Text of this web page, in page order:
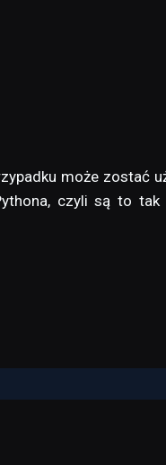
może zostać
czyli są to